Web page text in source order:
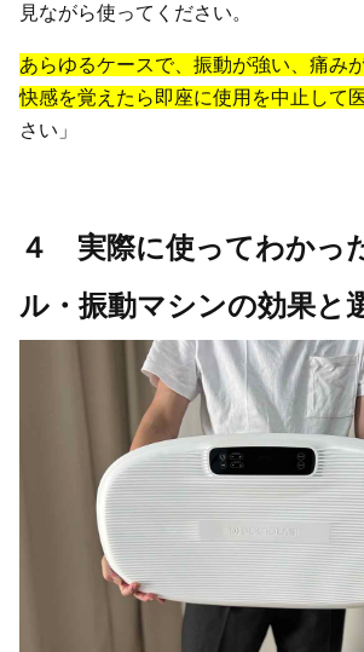
見ながら使ってください。
あらゆるケースで、振動が強い、痛み
快感を覚えたら即座に使用を中止して
さい」
４ 実際に使ってわかっ
ル・振動マシンの効果と